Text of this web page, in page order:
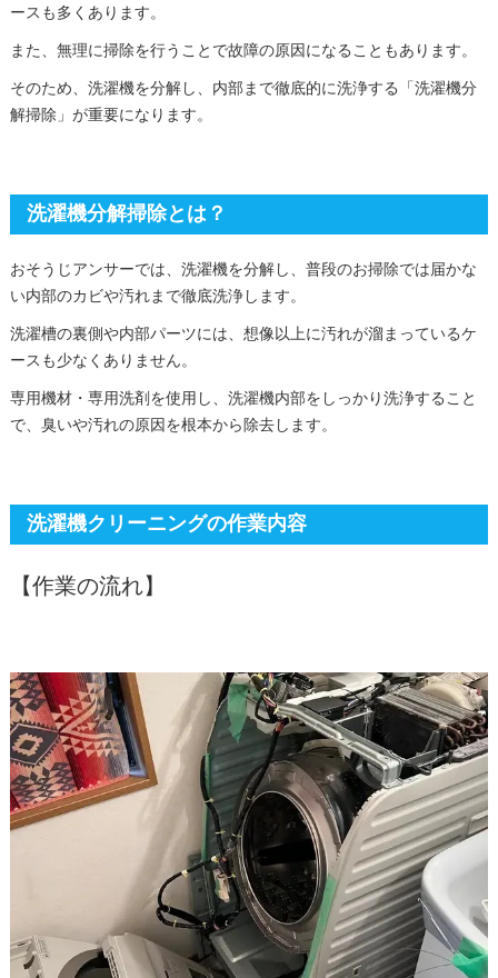
ースも多くあります。
また、無理に掃除を行うことで故障の原因になることもあります。
そのため、洗濯機を分解し、内部まで徹底的に洗浄する「洗濯機分
解掃除」が重要になります。
洗濯機分解掃除とは？
おそうじアンサーでは、洗濯機を分解し、普段のお掃除では届かな
い内部のカビや汚れまで徹底洗浄します。
洗濯槽の裏側や内部パーツには、想像以上に汚れが溜まっているケ
ースも少なくありません。
専用機材・専用洗剤を使用し、洗濯機内部をしっかり洗浄すること
で、臭いや汚れの原因を根本から除去します。
洗濯機クリーニングの作業内容
【作業の流れ】